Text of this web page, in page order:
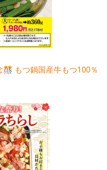
🎊 もつ鍋国産牛もつ100％